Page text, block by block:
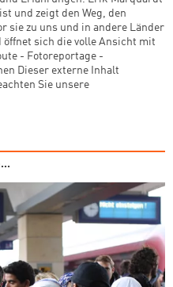
und zeigt den Weg, den
sie zu uns und in andere Länder
sich die volle Ansicht mit
- Fotoreportage -
Dieser externe Inhalt
Sie unsere